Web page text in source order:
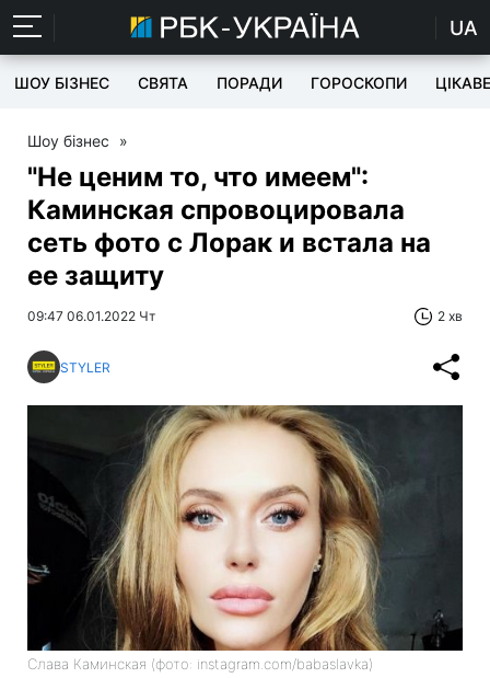
UA
ШОУ БІЗНЕС СВЯТА ПОРАДИ ГОРОСКОПИ ЦІКАВЕ
Шоу бізнес »
"Не ценим то, что имеем":
Каминская спровоцировала
сеть фото с Лорак и встала на
ее защиту
09:47 06.01.2022 Чт 2 хв
STYLER
Слава Каминская (фото: instagram.com/babaslavka)